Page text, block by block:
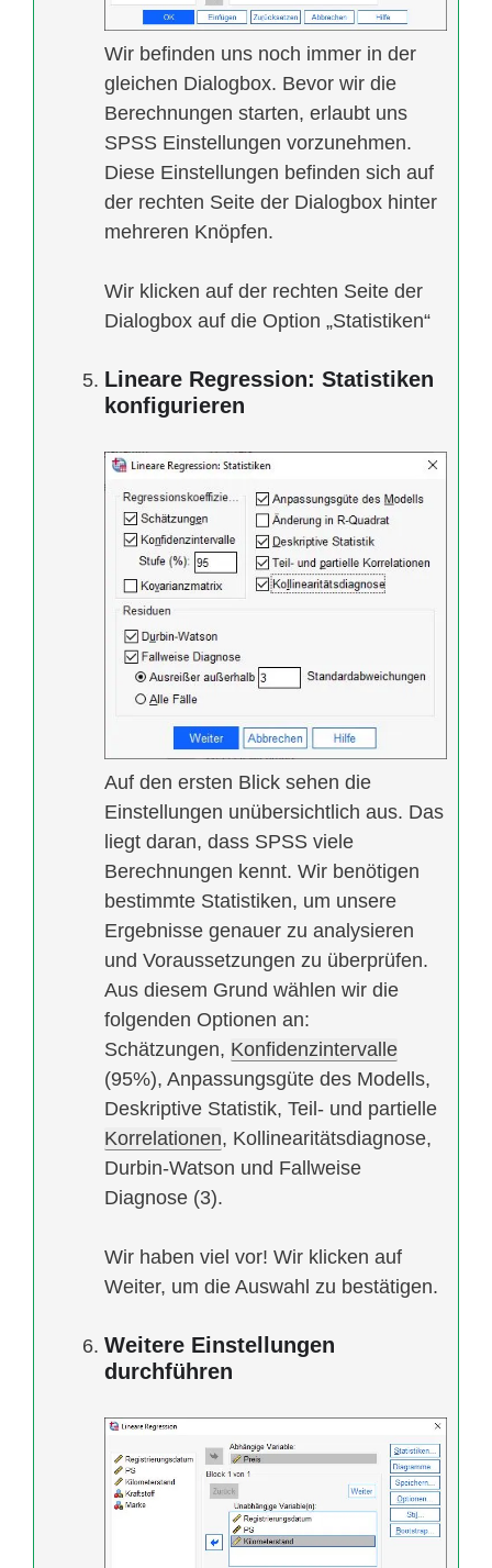
Wir befinden uns noch immer in der
gleichen Dialogbox. Bevor wir die
Berechnungen starten, erlaubt uns
SPSS Einstellungen vorzunehmen.
Diese Einstellungen befinden sich auf
der rechten Seite der Dialogbox hinter
mehreren Knöpfen.
Wir klicken auf der rechten Seite der
Dialogbox auf die Option „Statistiken“
Lineare Regression: Statistiken
konfigurieren
Auf den ersten Blick sehen die
Einstellungen unübersichtlich aus. Das
liegt daran, dass SPSS viele
Berechnungen kennt. Wir benötigen
bestimmte Statistiken, um unsere
Ergebnisse genauer zu analysieren
und Voraussetzungen zu überprüfen.
Aus diesem Grund wählen wir die
folgenden Optionen an:
Schätzungen, Konfidenzintervalle
(95%), Anpassungsgüte des Modells,
Deskriptive Statistik, Teil- und partielle
Korrelationen, Kollinearitätsdiagnose,
Durbin-Watson und Fallweise
Diagnose (3).
Wir haben viel vor! Wir klicken auf
Weiter, um die Auswahl zu bestätigen.
Weitere Einstellungen
durchführen